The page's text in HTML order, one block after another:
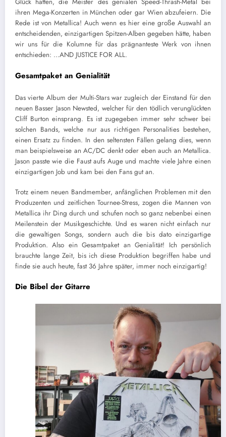
Glück hatten, die Meister des genialen Speed-Thrash-Metal bei
ihren Mega-Konzerten in München oder gar Wien abzufeiern. Die
Rede ist von Metallica! Auch wenn es hier eine große Auswahl an
entscheidenden, einzigartigen Spitzen-Alben gegeben hätte, haben
wir uns für die Kolumne für das prägnanteste Werk von ihnen
entschieden: …AND JUSTICE FOR ALL.
Gesamtpaket an Genialität
Das vierte Album der Multi-Stars war zugleich der Einstand für den
neuen Basser Jason Newsted, welcher für den tödlich verunglückten
Cliff Burton einsprang. Es ist zugegeben immer sehr schwer bei
solchen Bands, welche nur aus richtigen Personalities bestehen,
einen Ersatz zu finden. In den seltensten Fällen gelang dies, wenn
man beispielsweise an AC/DC denkt oder eben auch an Metallica.
Jason passte wie die Faust aufs Auge und machte viele Jahre einen
einzigartigen Job und kam bei den Fans gut an.
Trotz einem neuen Bandmember, anfänglichen Problemen mit den
Produzenten und zeitlichen Tournee-Stress, zogen die Mannen von
Metallica ihr Ding durch und schufen noch so ganz nebenbei einen
Meilenstein der Musikgeschichte. Und es waren nicht einfach nur
die gewaltigen Songs, sondern auch die bis dato einzigartige
Produktion. Also ein Gesamtpaket an Genialität! Ich persönlich
brauchte lange Zeit, bis ich diese Produktion begriffen habe und
finde sie auch heute, fast 36 Jahre später, immer noch einzigartig!
Die Bibel der Gitarre